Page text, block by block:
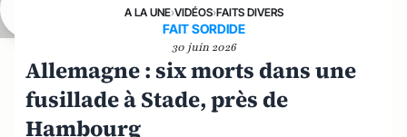
A LA UNE›VIDÉOS›FAITS DIVERS
FAIT SORDIDE
30 juin 2026
Allemagne : six morts dans une
fusillade à Stade, près de
Hambourg